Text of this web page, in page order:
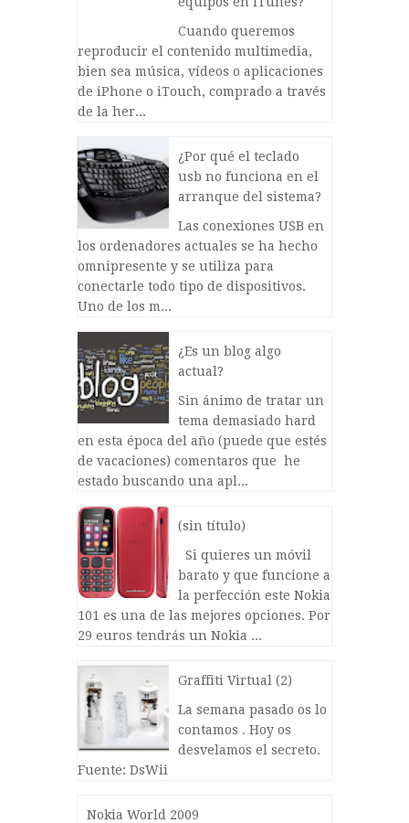
Cuando queremos
reproducir el contenido multimedia,
bien sea música, vídeos o aplicaciones
de iPhone o iTouch, comprado a través
de la her...
¿Por qué el teclado
usb no funciona en el
arranque del sistema?
Las conexiones USB en
los ordenadores actuales se ha hecho
omnipresente y se utiliza para
conectarle todo tipo de dispositivos.
Uno de los m...
¿Es un blog algo
actual?
Sin ánimo de tratar un
tema demasiado hard
en esta época del año (puede que estés
de vacaciones) comentaros que he
estado buscando una apl...
(sin título)
Si quieres un móvil
barato y que funcione a
la perfección este Nokia
101 es una de las mejores opciones. Por
29 euros tendrás un Nokia ...
Graffiti Virtual (2)
La semana pasado os lo
contamos . Hoy os
desvelamos el secreto.
Fuente: DsWii
Nokia World 2009